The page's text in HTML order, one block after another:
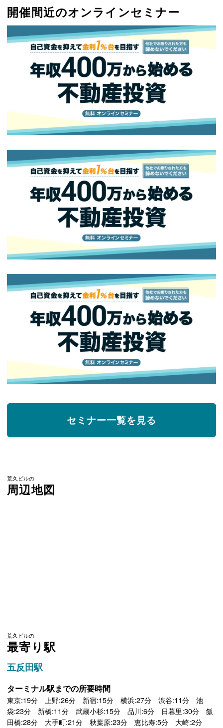
開催間近のオンラインセミナー
セミナー一覧を見る
荒久ビルの
周辺地図
荒久ビルの
最寄り駅
五反田駅
ターミナル駅までの所要時間
東京:19分 上野:26分 新宿:15分 横浜:27分 渋谷:11分 池
袋:23分 新橋:11分 武蔵小杉:15分 品川:6分 日暮里:30分 飯
田橋:28分 大手町:21分 秋葉原:23分 恵比寿:5分 大崎:2分